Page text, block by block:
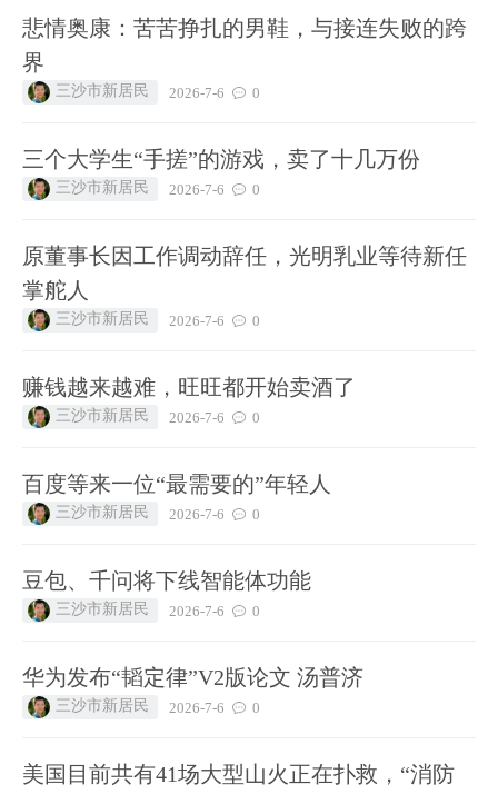
悲情奥康：苦苦挣扎的男鞋，与接连失败的跨
界
三沙市新居民 2026-7-6 0
三个大学生“手搓”的游戏，卖了十几万份
三沙市新居民 2026-7-6 0
原董事长因工作调动辞任，光明乳业等待新任
掌舵人
三沙市新居民 2026-7-6 0
赚钱越来越难，旺旺都开始卖酒了
三沙市新居民 2026-7-6 0
百度等来一位“最需要的”年轻人
三沙市新居民 2026-7-6 0
豆包、千问将下线智能体功能
三沙市新居民 2026-7-6 0
华为发布“韬定律”V2版论文 汤普济
三沙市新居民 2026-7-6 0
美国目前共有41场大型山火正在扑救，“消防